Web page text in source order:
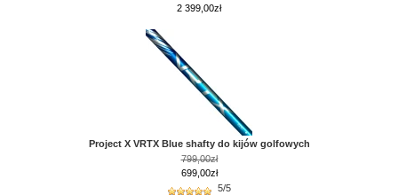
2 399,00zł
Project X VRTX Blue shafty do kijów golfowych
799,00zł
699,00zł
5/5